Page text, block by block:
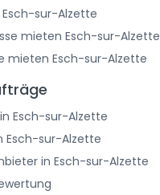
sur-Alzette
mieten Esch-sur-Alzette
mieten Esch-sur-Alzette
Esch-sur-Alzette
Esch-sur-Alzette
in Esch-sur-Alzette